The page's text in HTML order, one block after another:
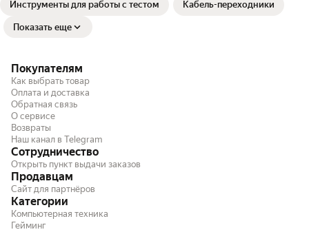
Инструменты для работы с тестом Кабель-переходники
Показать еще
Покупателям
Как выбрать товар
Оплата и доставка
Обратная связь
О сервисе
Возвраты
Наш канал в Telegram
Сотрудничество
Открыть пункт выдачи заказов
Продавцам
Сайт для партнёров
Категории
Компьютерная техника
Гейминг